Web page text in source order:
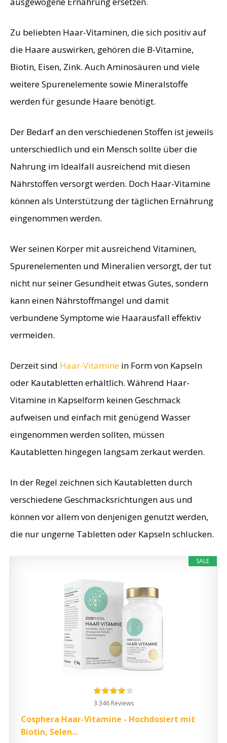
Zu beliebten Haar-Vitaminen, die sich positiv auf
die Haare auswirken, gehören die B-Vitamine,
Biotin, Eisen, Zink. Auch Aminosäuren und viele
weitere Spurenelemente sowie Mineralstoffe
werden für gesunde Haare benötigt.
Der Bedarf an den verschiedenen Stoffen ist jeweils
unterschiedlich und ein Mensch sollte über die
Nahrung im Idealfall ausreichend mit diesen
Nährstoffen versorgt werden. Doch Haar-Vitamine
können als Unterstützung der täglichen Ernährung
eingenommen werden.
Wer seinen Körper mit ausreichend Vitaminen,
Spurenelementen und Mineralien versorgt, der tut
nicht nur seiner Gesundheit etwas Gutes, sondern
kann einen Nährstoffmangel und damit
verbundene Symptome wie Haarausfall effektiv
vermeiden.
Derzeit sind Haar-Vitamine in Form von Kapseln
oder Kautabletten erhältlich. Während Haar-
Vitamine in Kapselform keinen Geschmack
aufweisen und einfach mit genügend Wasser
eingenommen werden sollten, müssen
Kautabletten hingegen langsam zerkaut werden.
In der Regel zeichnen sich Kautabletten durch
verschiedene Geschmacksrichtungen aus und
können vor allem von denjenigen genutzt werden,
die nur ungerne Tabletten oder Kapseln schlucken.
SALE
3.346 Reviews
Cosphera Haar-Vitamine - Hochdosiert mit
Biotin, Selen...